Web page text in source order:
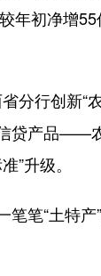
年初净增55
分行创新“
信贷产品——
”升级。
笔“土特产